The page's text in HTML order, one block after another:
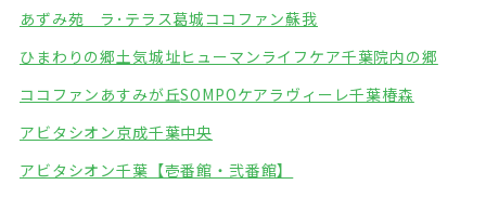
あずみ苑 ラ･テラス葛城ココファン蘇我
ひまわりの郷土気城址ヒューマンライフケア千葉院内の郷
ココファンあすみが丘SOMPOケアラヴィーレ千葉椿森
アビタシオン京成千葉中央
アビタシオン千葉【壱番館・弐番館】